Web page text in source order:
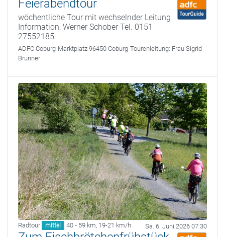
Feierabendtour
wöchentliche Tour mit wechselnder Leitung
Information: Werner Schober Tel. 0151
27552185
ADFC Coburg Marktplatz 96450 Coburg Tourenleitung: Frau Sigrid
Brunner
Radtour mittel 40 - 59 km, 19-21 km/h Sa. 6. Juni 2026 07:30